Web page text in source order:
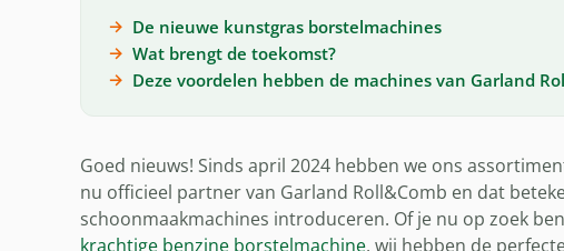
De nieuwe kunstgras borstelmachines
Wat brengt de toekomst?
Deze voordelen hebben de machines van Garland
Goed nieuws! Sinds april 2024 hebben we ons
nu officieel partner van Garland Roll&Comb en dat
schoonmaakmachines introduceren. Of je nu op zoek
krachtige benzine borstelmachine, wij hebben de